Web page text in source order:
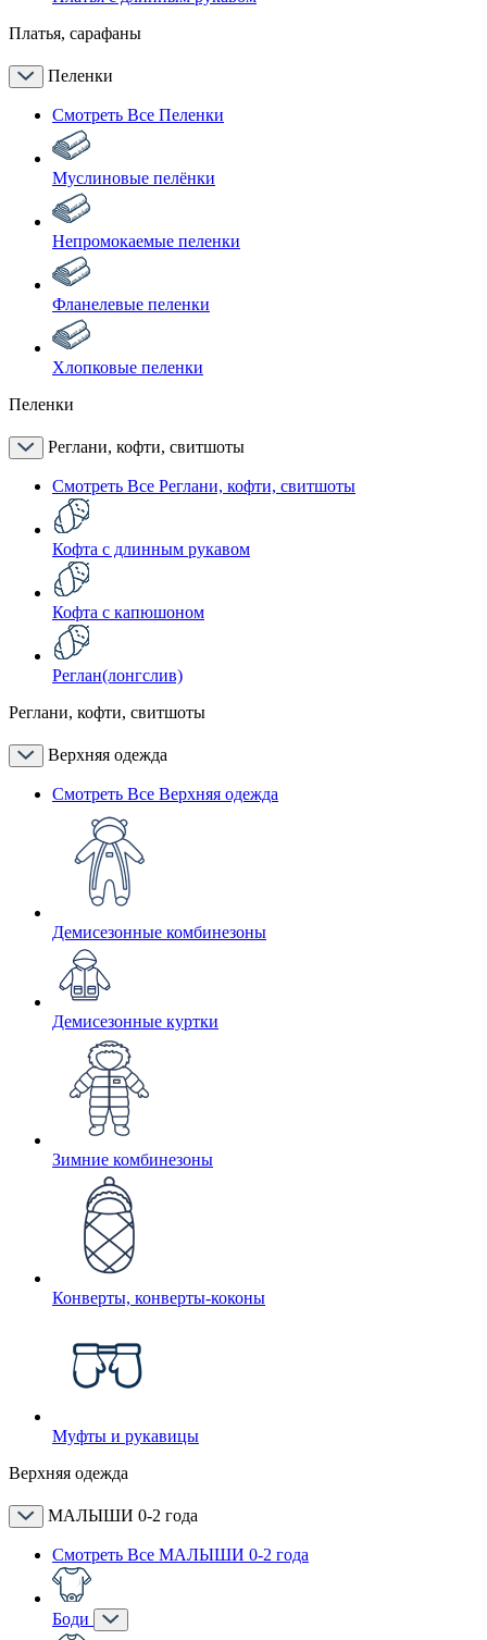
Платья, сарафаны
Пеленки
Смотреть Все Пеленки
Муслиновые пелёнки
Непромокаемые пеленки
Фланелевые пеленки
Хлопковые пеленки
Пеленки
Реглани, кофти, свитшоты
Смотреть Все Реглани, кофти, свитшоты
Кофта с длинным рукавом
Кофта с капюшоном
Реглан(лонгслив)
Реглани, кофти, свитшоты
Верхняя одежда
Смотреть Все Верхняя одежда
Демисезонные комбинезоны
Демисезонные куртки
Зимние комбинезоны
Конверты, конверты-коконы
Муфты и рукавицы
Верхняя одежда
МАЛЫШИ 0-2 года
Смотреть Все МАЛЫШИ 0-2 года
Боди